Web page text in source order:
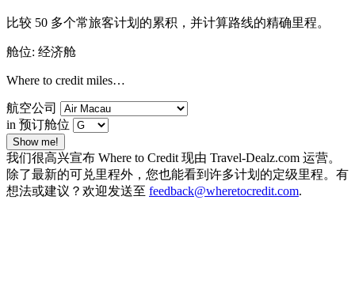
比较 50 多个常旅客计划的累积，并计算路线的精确里程。
舱位: 经济舱
Where to credit miles…
航空公司
in 预订舱位
Show me!
我们很高兴宣布 Where to Credit 现由 Travel-Dealz.com 运营。
除了最新的可兑里程外，您也能看到许多计划的定级里程。有
想法或建议？欢迎发送至 feedback@wheretocredit.com.